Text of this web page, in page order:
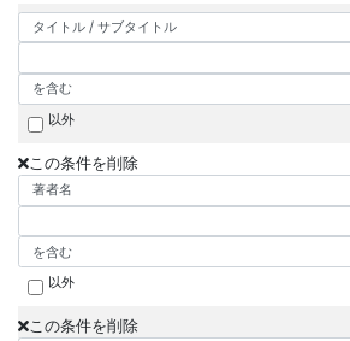
以外
この条件を削除
以外
この条件を削除